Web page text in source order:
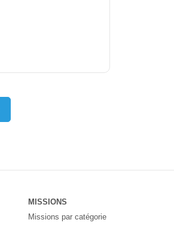
MISSIONS
Missions par catégorie